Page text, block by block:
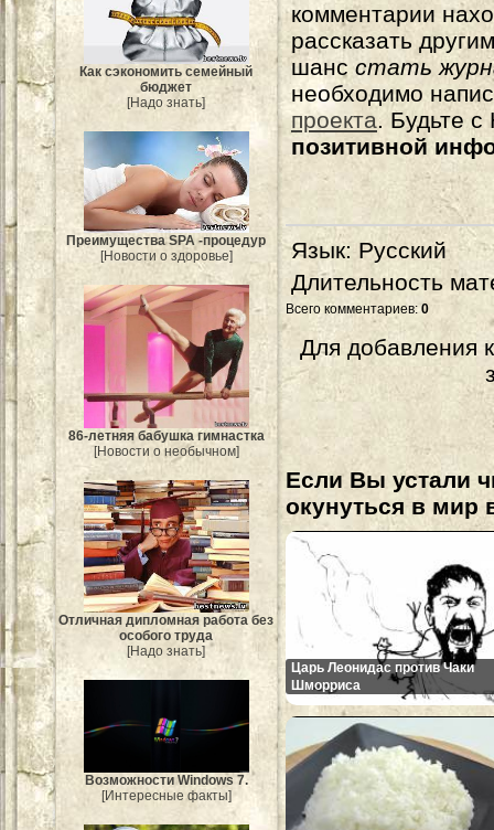
Как сэкономить семейный
бюджет
[Надо знать]
Преимущества SPA -процедур
[Новости о здоровье]
86-летняя бабушка гимнастка
[Новости о необычном]
Отличная дипломная работа без
особого труда
[Надо знать]
Возможности Windows 7.
[Интересные факты]
комментарии
рассказать
шансстать
необходимо
проекта. Будьте
позитивной
Язык: Русский
Длительность
Всего комментариев:0
Для добавления
Если Вы устали
окунуться в мир
Царь Леонидас против Чаки
Шморриса